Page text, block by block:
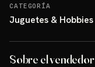
CATEGORÍA
Juguetes & Hobbies
Sobre el vendedor